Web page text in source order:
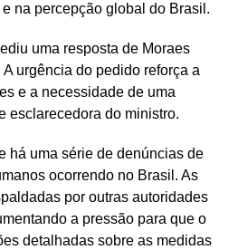
na percepção global do Brasil.
uma resposta de Moraes
urgência do pedido reforça a
e a necessidade de uma
esclarecedora do ministro.
há uma série de denúncias de
ocorrendo no Brasil. As
por outras autoridades
a pressão para que o
detalhadas sobre as medidas